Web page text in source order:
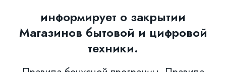
информирует о закрытии
Магазинов бытовой и цифровой
техники.